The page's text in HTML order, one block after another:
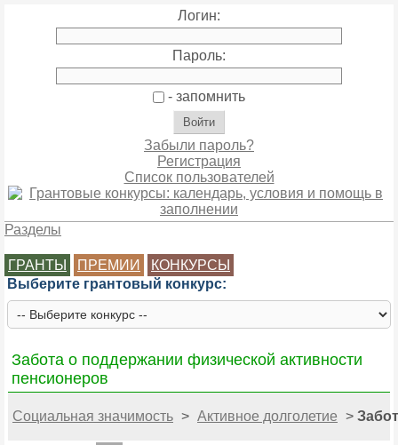
Логин:
Пароль:
- запомнить
Забыли пароль?
Регистрация
Список пользователей
Разделы
ГРАНТЫ ПРЕМИИ
КОНКУРСЫ
Выберите грантовый конкурс:
Забота о поддержании физической активности
пенсионеров
Социальная значимость > Активное долголетие >